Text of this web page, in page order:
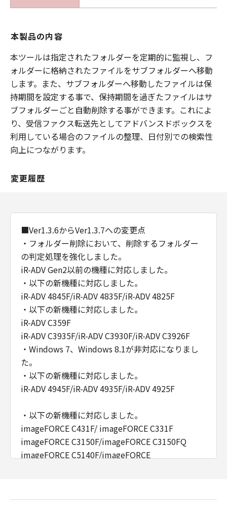
本製品の内容
本ツールは指定されたフォルダーを定期的に監視し、フ
ォルダーに格納されたファイルをサブフォルダーへ移動
します。また、サブフォルダーへ移動したファイルは保
持期間を設定する事で、保持期間を過ぎたファイルはサ
ブフォルダーごと自動削除する事ができます。これによ
り、受信ファクス転送先としてアドバンスドボックスを
利用している場合のファイルの整理、日付別での検索性
向上につながります。
変更履歴
■Ver1.3.6からVer1.3.7への変更点
・フォルダー削除において、削除するフォルダー
の判定処理を強化しました。
iR-ADV Gen2以前の機種に対応しました。
・以下の新機種に対応しました。
iR-ADV 4845F/iR-ADV 4835F/iR-ADV 4825F
・以下の新機種に対応しました。
iR-ADV C359F
iR-ADV C3935F/iR-ADV C3930F/iR-ADV C3926F
・Windows 7、Windows 8.1が非対応になりまし
た。
・以下の新機種に対応しました。
iR-ADV 4945F/iR-ADV 4935F/iR-ADV 4925F
・以下の新機種に対応しました。
imageFORCE C431F/ imageFORCE C331F
imageFORCE C3150F/imageFORCE C3150FQ
imageFORCE C5140F/imageFORCE